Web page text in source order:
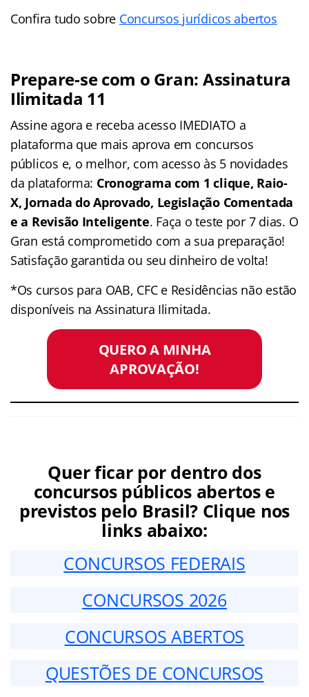
Confira tudo sobre Concursos jurídicos abertos
Prepare-se com o Gran: Assinatura
Ilimitada 11
Assine agora e receba acesso IMEDIATO a
plataforma que mais aprova em concursos
públicos e, o melhor, com acesso às 5 novidades
da plataforma: Cronograma com 1 clique, Raio-
X, Jornada do Aprovado, Legislação Comentada
e a Revisão Inteligente. Faça o teste por 7 dias. O
Gran está comprometido com a sua preparação!
Satisfação garantida ou seu dinheiro de volta!
*Os cursos para OAB, CFC e Residências não estão
disponíveis na Assinatura Ilimitada.
QUERO A MINHA
APROVAÇÃO!
Quer ficar por dentro dos
concursos públicos abertos e
previstos pelo Brasil? Clique nos
links abaixo:
CONCURSOS FEDERAIS
CONCURSOS 2026
CONCURSOS ABERTOS
QUESTÕES DE CONCURSOS